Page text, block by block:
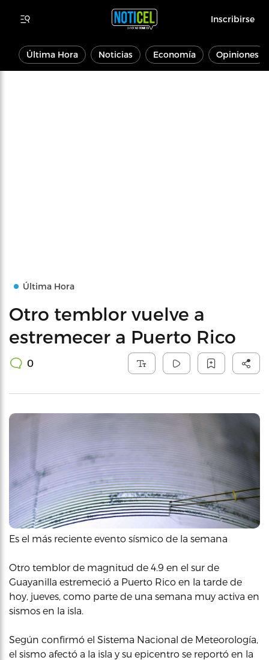
Inscribirse
Última Hora Noticias Economía Opiniones
Última Hora
Otro temblor vuelve a
estremecer a Puerto Rico
0
Es el más reciente evento sísmico de la semana
Otro temblor de magnitud de 4.9 en el sur de
Guayanilla estremeció a Puerto Rico en la tarde de
hoy, jueves, como parte de una semana muy activa en
sismos en la isla.
Según confirmó el Sistema Nacional de Meteorología,
el sismo afectó a la isla y su epicentro se reportó en la